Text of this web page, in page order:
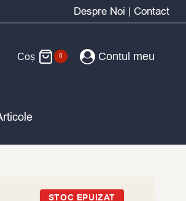
Despre Noi | Contact
Coș 0 Contul meu
STOC EPUIZAT